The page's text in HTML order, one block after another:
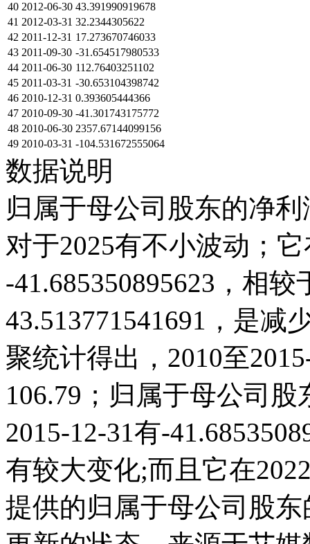
40 2012-06-30 43.391990919678
41 2012-03-31 32.2344305622
42 2011-12-31 17.273670746033
43 2011-09-30 -31.654517980533
44 2011-06-30 112.76403251102
45 2011-03-31 -30.653104398742
46 2010-12-31 0.393605444366
47 2010-09-30 -41.301743175772
48 2010-06-30 2357.67144099156
49 2010-03-31 -104.531672555064
数据说明
归属于母公司股东的净
对于2025有不小波动；
-41.685350895623，相较
43.513771541691，是减
聚统计得出，2010至
106.79；归属于母公司
2015-12-31有-
有较大变化;而且它在
提供的归属于母公司股